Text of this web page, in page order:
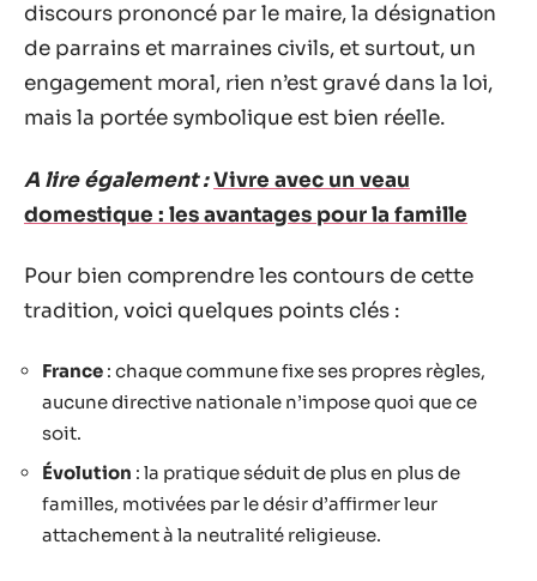
discours prononcé par le maire, la désignation
de parrains et marraines civils, et surtout, un
engagement moral, rien n’est gravé dans la loi,
mais la portée symbolique est bien réelle.
A lire également :Vivre avec un veau
domestique : les avantages pour la famille
Pour bien comprendre les contours de cette
tradition, voici quelques points clés :
France : chaque commune fixe ses propres règles,
aucune directive nationale n’impose quoi que ce
soit.
Évolution : la pratique séduit de plus en plus de
familles, motivées par le désir d’affirmer leur
attachement à la neutralité religieuse.